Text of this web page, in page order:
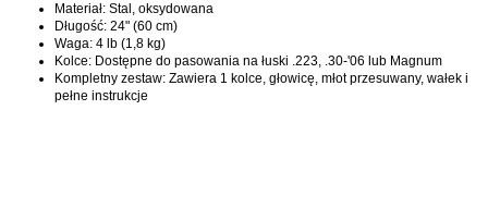
Materiał: Stal, oksydowana
Długość: 24" (60 cm)
Waga: 4 lb (1,8 kg)
Kolce: Dostępne do pasowania na łuski .223, .30-'06 lub Magnum
Kompletny zestaw: Zawiera 1 kolce, głowicę, młot przesuwany, wałek i
pełne instrukcje